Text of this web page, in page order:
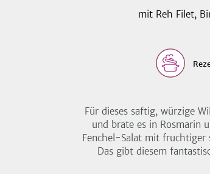
mit Reh Filet,
Für dieses saftig, würzige
und brate es in Rosmarin
Fenchel-Salat mit fruchtiger
Das gibt diesem